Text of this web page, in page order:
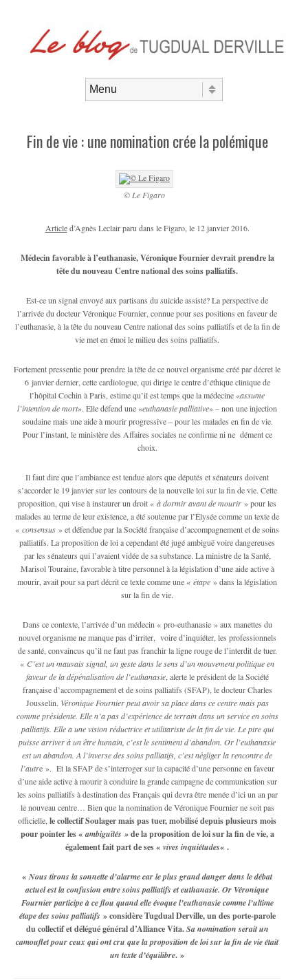
Fin de vie : une nomination crée la polémique
© Le Figaro
Articled’Agnès Leclair paru dans le Figaro, le 12 janvier 2016.
Médecin favorable à l’euthanasie, Véronique Fournier devrait prendre la
tête du nouveau Centre national des soins palliatifs.
Est-ce un signal envoyé aux partisans du suicide assisté? La perspective de
l’arrivée du docteur Véronique Fournier, connue pour ses positions en faveur de
l’euthanasie, à la tête du nouveau Centre national des soins palliatifs et de la fin de
vie met en émoi le milieu des soins palliatifs.
Fortement pressentie pour prendre la tête de ce nouvel organisme créé par décret le
6 janvier dernier, cette cardiologue, qui dirige le centre d’éthique clinique de
l’hôpital Cochin à Paris, estime qu’il est temps que la médecine «assume
l’intention de mort». Elle défend une «euthanasie palliative» – non une injection
soudaine mais une aide à mourir progressive – pour les malades en fin de vie.
Pour l’instant, le ministère des Affaires sociales ne confirme ni ne dément ce
choix.
Il faut dire que l’ambiance est tendue alors que députés et sénateurs doivent
s’accorder le 19 janvier sur les contours de la nouvelle loi sur la fin de vie. Cette
proposition, qui vise à instaurer un droit « à dormir avant de mourir » pour les
malades au terme de leur existence, a été soutenue par l’Élysée comme un texte de
« consensus » et défendue par la Société française d’accompagnement et de soins
palliatifs. La proposition de loi a cependant été jugé ambiguë voire dangereuses
par les sénateurs qui l’avaient vidée de sa substance. La ministre de la Santé,
Marisol Touraine, favorable à titre personnel à la législation d’une aide active à
mourir, avait pour sa part décrit ce texte comme une « étape » dans la législation
sur la fin de vie.
Dans ce contexte, l’arrivée d’un médecin « pro-euthanasie » aux manettes du
nouvel organisme ne manque pas d’irriter, voire d’inquiéter, les professionnels
de santé, convaincus qu’il ne faut pas franchir la ligne rouge de l’interdit de tuer.
« C’est un mauvais signal, un geste dans le sens d’un mouvement politique en
faveur de la dépénalisation de l’euthanasie, alerte le président de la Société
française d’accompagnement et de soins palliatifs (SFAP), le docteur Charles
Jousselin. Véronique Fournier peut avoir sa place dans ce centre mais pas
comme présidente. Elle n’a pas d’expérience de terrain dans un service en soins
palliatifs. Elle a une vision réductrice et utilitariste de la fin de vie. Le pire qui
puisse arriver à un être humain, c’est le sentiment d’abandon. Or l’euthanasie
est un abandon. A l’inverse des soins palliatifs, c’est négliger la rencontre de
l’autre ». Et la SFAP de s’interroger sur la capacité d’une personne en faveur
d’une aide active à mourir à conduire la grande campagne de communication sur
les soins palliatifs à destination des Français qui devra être menée d’ici un an par
le nouveau centre… Bien que la nomination de Véronique Fournier ne soit pas
officielle, le collectif Soulager mais pas tuer, mobilisé depuis plusieurs mois
pour pointer les «ambiguïtés »de la proposition de loi sur la fin de vie, a
également fait part de ses « vives inquiétudes« .
« Nous tirons la sonnette d’alarme car le plus grand danger dans le débat
actuel est la confusion entre soins palliatifs et euthanasie. Or Véronique
Fournier participe à ce flou quand elle évoque l’euthanasie comme l’ultime
étape des soins palliatifs » considère Tugdual Derville, un des porte-parole
du collectif et délégué général d’Alliance Vita.Sa nomination serait un
camouflet pour ceux qui ont cru que la proposition de loi sur la fin de vie était
un texte d’équilibre. »